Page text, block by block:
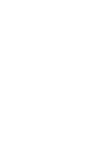
De YAK25 OTI
is instelbaar
Hierdoor is het
Tevens heeft